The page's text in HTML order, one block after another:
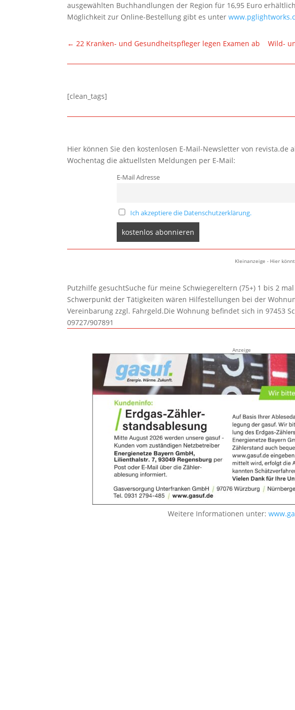
ausgewählten Buchhandlungen der Region für 16,95 Euro
Möglichkeit zur Online-Bestellung gibt es unter
← 22 Kranken- und Gesundheitspfleger legen Examen ab Wild-
[clean_tags]
Hier können Sie den kostenlosen E-Mail-Newsletter von revista.de
Wochentag die aktuellsten Meldungen per E-Mail:
E-Mail Adresse
Ich akzeptiere die Datenschutzerklärung.
Kleinanzeige - Hier
Putzhilfe gesuchtSuche für meine Schwiegereltern (75+) 1 bis 2
Schwerpunkt der Tätigkeiten wären Hilfestellungen bei der
Vereinbarung zzgl. Fahrgeld.Die Wohnung befindet sich in 97453
09727/907891
Anzeige
Weitere Informationen unter: